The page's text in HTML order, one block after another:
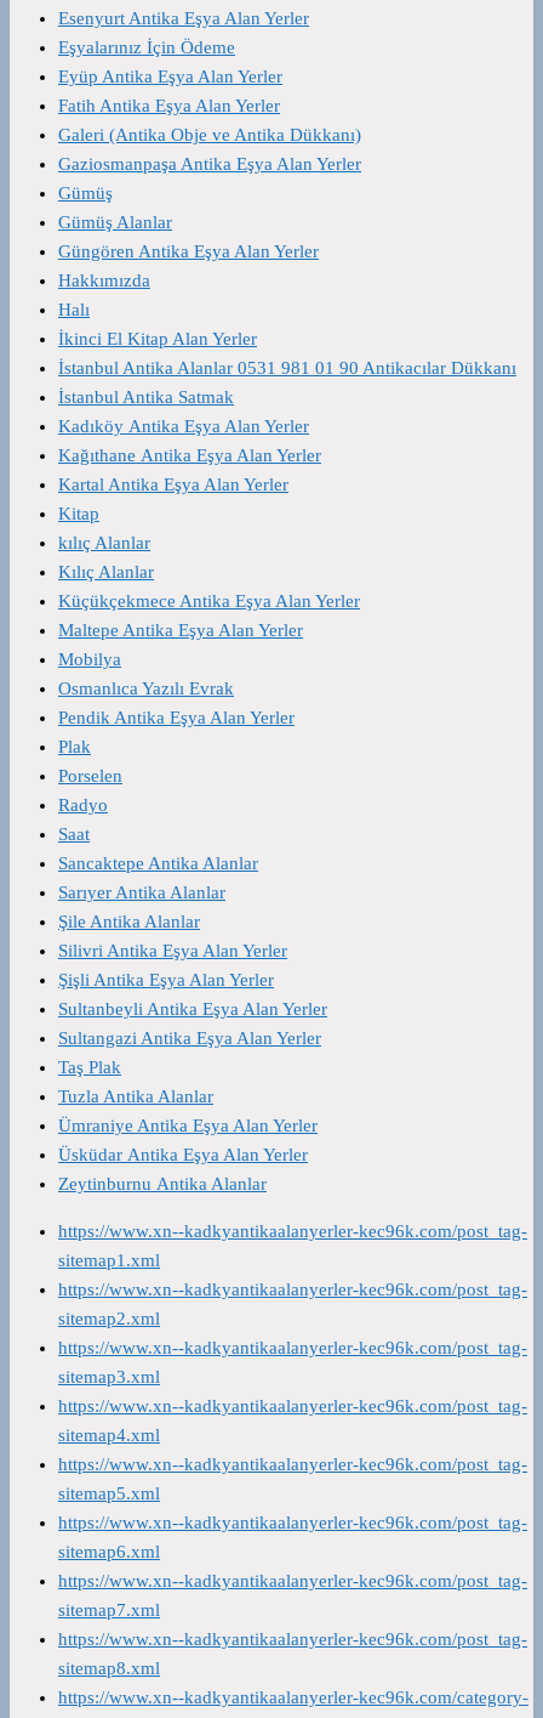
Esenyurt Antika Eşya Alan Yerler
Eşyalarınız İçin Ödeme
Eyüp Antika Eşya Alan Yerler
Fatih Antika Eşya Alan Yerler
Galeri (Antika Obje ve Antika Dükkanı)
Gaziosmanpaşa Antika Eşya Alan Yerler
Gümüş
Gümüş Alanlar
Güngören Antika Eşya Alan Yerler
Hakkımızda
Halı
İkinci El Kitap Alan Yerler
İstanbul Antika Alanlar 0531 981 01 90 Antikacılar Dükkanı
İstanbul Antika Satmak
Kadıköy Antika Eşya Alan Yerler
Kağıthane Antika Eşya Alan Yerler
Kartal Antika Eşya Alan Yerler
Kitap
kılıç Alanlar
Kılıç Alanlar
Küçükçekmece Antika Eşya Alan Yerler
Maltepe Antika Eşya Alan Yerler
Mobilya
Osmanlıca Yazılı Evrak
Pendik Antika Eşya Alan Yerler
Plak
Porselen
Radyo
Saat
Sancaktepe Antika Alanlar
Sarıyer Antika Alanlar
Şile Antika Alanlar
Silivri Antika Eşya Alan Yerler
Şişli Antika Eşya Alan Yerler
Sultanbeyli Antika Eşya Alan Yerler
Sultangazi Antika Eşya Alan Yerler
Taş Plak
Tuzla Antika Alanlar
Ümraniye Antika Eşya Alan Yerler
Üsküdar Antika Eşya Alan Yerler
Zeytinburnu Antika Alanlar
https://www.xn--kadkyantikaalanyerler-kec96k.com/post_tag-
sitemap1.xml
https://www.xn--kadkyantikaalanyerler-kec96k.com/post_tag-
sitemap2.xml
https://www.xn--kadkyantikaalanyerler-kec96k.com/post_tag-
sitemap3.xml
https://www.xn--kadkyantikaalanyerler-kec96k.com/post_tag-
sitemap4.xml
https://www.xn--kadkyantikaalanyerler-kec96k.com/post_tag-
sitemap5.xml
https://www.xn--kadkyantikaalanyerler-kec96k.com/post_tag-
sitemap6.xml
https://www.xn--kadkyantikaalanyerler-kec96k.com/post_tag-
sitemap7.xml
https://www.xn--kadkyantikaalanyerler-kec96k.com/post_tag-
sitemap8.xml
https://www.xn--kadkyantikaalanyerler-kec96k.com/category-